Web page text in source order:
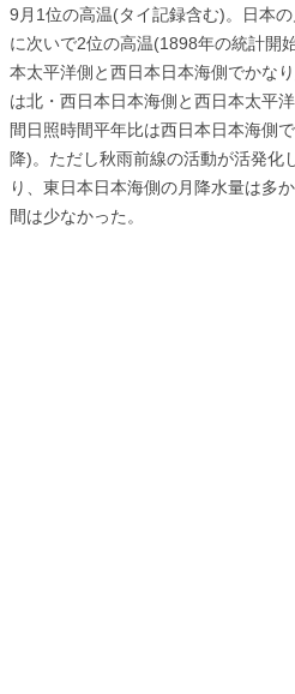
9月1位の高温(タイ記録含む)。日本
に次いで2位の高温(1898年の統計開
本太平洋側と西日本日本海側でかな
は北・西日本日本海側と西日本太平
間日照時間平年比は西日本日本海側
降)。ただし秋雨前線の活動が活発化
り、東日本日本海側の月降水量は多
間は少なかった。